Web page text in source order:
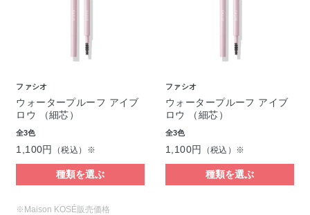
ファシオ
ウォータープルーフ アイブ
ロウ （細芯）
全3色
1,100円 （税込）※
種類を選ぶ
ファシオ
ウォータープルーフ アイブ
ロウ （細芯）
全3色
1,100円 （税込）※
種類を選ぶ
※Maison KOSÉ販売価格